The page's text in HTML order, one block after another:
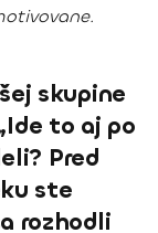
skupine
to aj po
Pred
ste
rozhodli